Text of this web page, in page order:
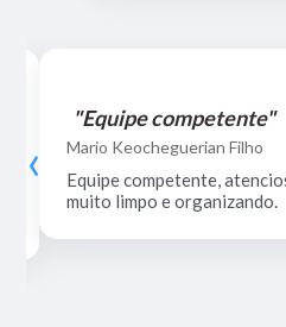
"Equipe competente"
Mario Keocheguerian Filho
Equipe competente,
muito limpo e organizando.
‹